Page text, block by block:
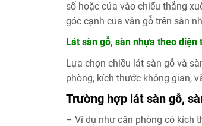
sổ hoặc cửa vào chiếu thẳng
góc cạnh của vân gỗ trên sàn
Lát sàn gỗ, sàn nhựa theo diện
Lựa chọn chiều lát sàn gỗ và
phòng, kích thước không gian,
Trường hợp lát sàn gỗ,
– Ví dụ như căn phòng có kích